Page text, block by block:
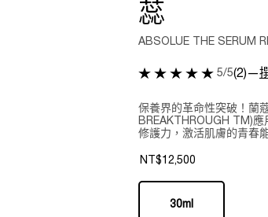
蕊
ABSOLUE THE SERUM
5/5(2)—
保養界的革命性突破­！蘭
BREAKTHROUGH TM)
修護力，激活肌膚的青春
NT$12,500
Selected
30ml
, 1 of 1